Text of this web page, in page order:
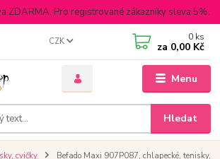
ZDARMA. Pro registrované zákazníky sleva 5%.
Menu
CZK
Hledat
0 ks
za 0,00 Kč
cvičky
Befado Maxi 907P087, chlapecké, tenisky,